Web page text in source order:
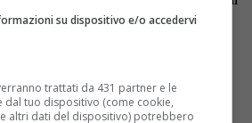
di fotografie scattate durante le
afferma il presidente del sodalizio,
arrivare all’ultima dell’anno
su dispositivo e/o accedervi
trattati da 431 partner e le
dal tuo dispositivo (come cookie,
altri dati del dispositivo) potrebbero